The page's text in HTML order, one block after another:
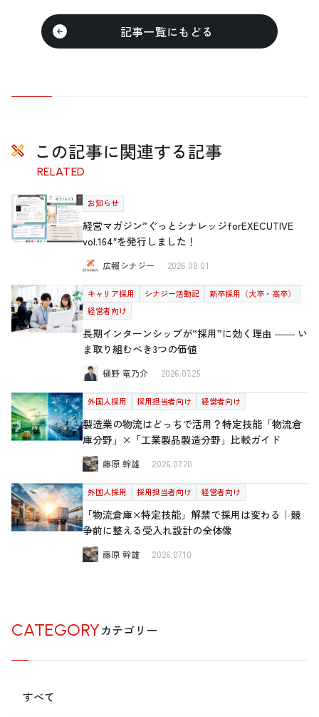
記事一覧にもどる
この記事に関連する記事
RELATED
お知らせ
経営マガジン”ぐっとシナレッジforEXECUTIVE
vol.164″を発行しました！
広報シナジー 2026.08.01
キャリア採用 シナジー活動記
新卒採用（大卒・高卒）
経営者向け
長期インターンシップが“採用”に効く理由 ―― い
ま取り組むべき3つの価値
樋野 竜乃介 2026.07.25
外国人採用 採用担当者向け 経営者向け
製造業の物流はどっちで活用？特定技能「物流倉
庫分野」×「工業製品製造分野」比較ガイド
藤原 幹雄 2026.07.20
外国人採用 採用担当者向け 経営者向け
「物流倉庫×特定技能」解禁で採用は変わる｜競
争前に整える受入れ設計の全体像
藤原 幹雄 2026.07.10
CATEGORYカテゴリー
すべて